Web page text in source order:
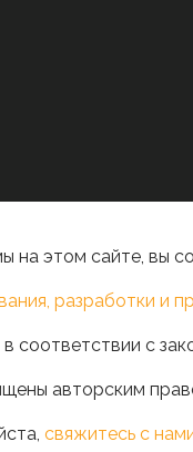
на этом сайте, вы
разработки и
соответствии с
авторским
свяжитесь с